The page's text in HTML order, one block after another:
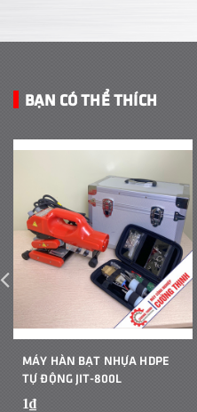
BẠN CÓ THỂ THÍCH
MÁY HÀN BẠT NHỰA HDPE
TỰ ĐỘNG JIT-800L
1₫